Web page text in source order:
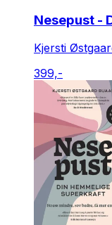
Nesepust -
Kjersti
399,-